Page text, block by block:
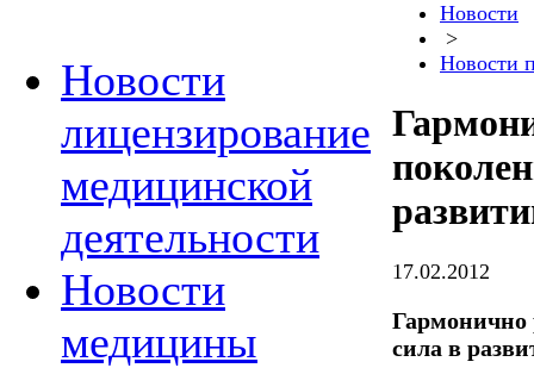
Новости
лицензирование
медицинской
деятельности
Новости
медицины
Новости
>
Новости
17.02.2012
Гармонично
сила в